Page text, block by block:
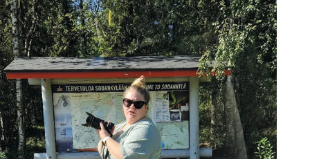
Kirjat
In English
Esitystaide
Arkisto
Lehdet
4/2026
2–3/2026
1/2026